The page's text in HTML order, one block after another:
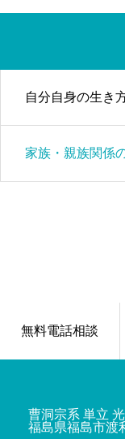
自分自身の生き
家族・親族関係
無料電話相談
曹洞宗系 単立
福島県福島市渡